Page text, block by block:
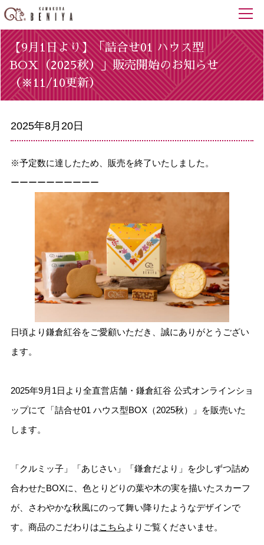
【9月1日より】「詰合せ01 ハウス型
BOX（2025秋）」販売開始のお知らせ
（※11/10更新）
2025年8月20日
※予定数に達したため、販売を終了いたしました。
ーーーーーーーーーー
日頃より鎌倉紅谷をご愛顧いただき、誠にありがとうござい
ます。
2025年9月1日より全直営店舗・鎌倉紅谷 公式オンラインショ
ップにて「詰合せ01 ハウス型BOX（2025秋）」を販売いた
します。
「クルミッ子」「あじさい」「鎌倉だより」を少しずつ詰め
合わせたBOXに、色とりどりの葉や木の実を描いたスカーフ
が、さわやかな秋風にのって舞い降りたようなデザインで
す。商品のこだわりはこちら よりご覧くださいませ。